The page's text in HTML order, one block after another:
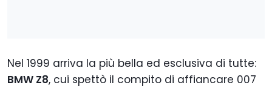
Nel 1999 arriva la più bella ed esclusiva di tutte:
BMW Z8, cui spettò il compito di affiancare 007